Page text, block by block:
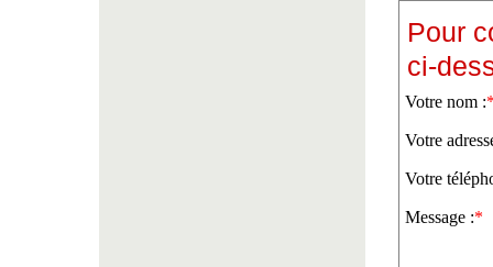
Pour
ci-
Votre nom :
Votre
Votre
Message :*